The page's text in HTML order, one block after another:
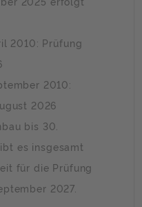
2010: Prüfung
2010:
2026
bis 30.
es insgesamt
für die Prüfung
2027.